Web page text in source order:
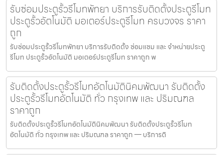
รับซ่อมประตูรั้วรีโมทพัทยา บริการรับติดตั้งประตูรีโมท
ประตูรั้วอัตโนมัติ มอเตอร์ประตูรีโมท ครบวงจร ราคา
ถูก
รับซ่อมประตูรั้วรีโมทพัทยา บริการรับติดตั้ง ซ่อมแซม และ จำหน่ายประตู
รีโมท ประตูรั้วอัตโนมัติ มอเตอร์ประตูรีโมท ราคาถูก พ
รับติดตั้งประตูรั้วรีโมทอัตโนมัตินิคมพัฒนา รับติดตั้ง
ประตูรั้วรีโมทอัตโนมัติ ทั่ว กรุงเทพ และ ปริมณฑล
ราคาถูก
รับติดตั้งประตูรั้วรีโมทอัตโนมัตินิคมพัฒนา รับติดตั้งประตูรั้วรีโมท
อัตโนมัติ ทั่ว กรุงเทพ และ ปริมณฑล ราคาถูก — บริการติ